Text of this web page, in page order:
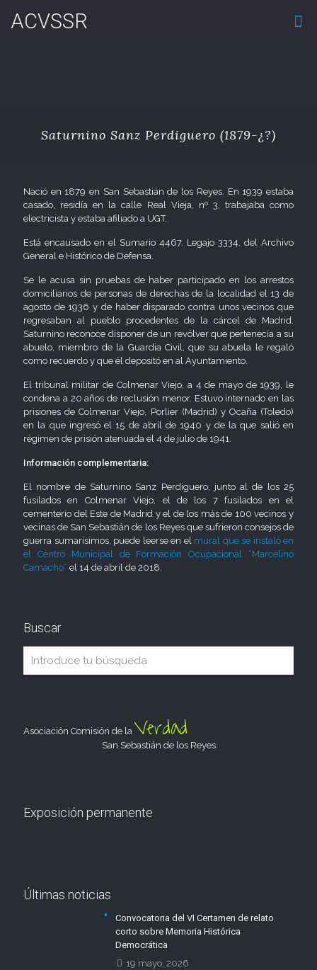
ACVSSR
Saturnino Sanz Perdiguero (1879-¿?)
Nació en 1879 en San Sebastián de los Reyes. En 1939 estaba
casado, residía en la calle Real Vieja, nº 3, trabajaba como
electricista y estaba afiliado a UGT.
Está encausado en el Sumario 4467, Legajo 3334, del Archivo
General e Histórico de Defensa.
Se le acusa sin pruebas de haber participado en los arrestos
domiciliarios de personas de derechas de la localidad el 13 de
agosto de 1936 y de haber disparado contra unos vecinos que
regresaban al pueblo procedentes de la cárcel de Madrid.
Saturnino reconoce disponer de un revólver que pertenecía a su
abuelo, miembro de la Guardia Civil, que su abuela le regaló
como recuerdo y que él depositó en al Ayuntamiento.
El tribunal militar de Colmenar Viejo, a 4 de mayo de 1939, le
condena a 20 años de reclusión menor. Estuvo internado en las
prisiones de Colmenar Viejo, Porlier (Madrid) y Ocaña (Toledo)
en la que ingresó el 15 de abril de 1940 y de la que salió en
régimen de prisión atenuada el 4 de julio de 1941.
Información complementaria:
El nombre de Saturnino Sanz Perdiguero, junto al de los 25
fusilados en Colmenar Viejo, el de los 7 fusilados en el
cementerio del Este de Madrid y el de los más de 100 vecinos y
vecinas de San Sebastián de los Reyes que sufrieron consejos de
guerra sumarísimos, puede leerse en el mural que se instaló en
el Centro Municipal de Formación Ocupacional “Marcelino
Camacho” el 14 de abril de 2018.
Buscar
Asociación Comisión de la Verdad
San Sebastián de los Reyes
Exposición permanente
Últimas noticias
Convocatoria del VI Certamen de relato
corto sobre Memoria Histórica
Democrática
19 mayo, 2026